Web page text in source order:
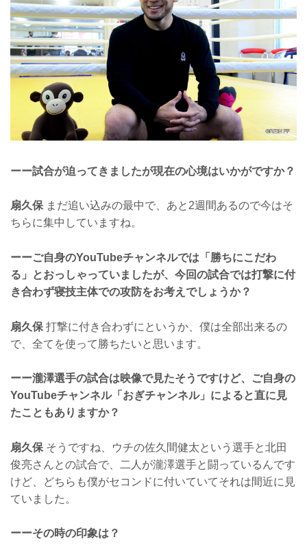
ーー試合が迫ってきましたが現在の心境はいかがですか？
扇久保 まだ追い込みの最中で、あと2週間あるので今はそ
ちらに集中していますね。
ーーご自身のYouTubeチャンネルでは「勝ちにこだわ
る」とおっしゃっていましたが、今回の試合では打撃に付
き合わず寝技主体での攻防をお考えでしょうか？
扇久保 打撃に付き合わずにというか、僕は全部出来るの
で、全てを使って勝ちたいと思います。
ーー瀧澤選手の試合は映像で見たそうですけど、ご自身の
YouTubeチャンネル「おぎチャンネル」によると直に見
たこともありますか？
扇久保 そうですね、ウチの佐久間健太という選手と北田
俊亮さんとの試合で、二人が瀧澤選手と闘っているんです
けど、どちらも僕がセコンドに付いていてそれは間近に見
ていました。
ーーその時の印象は？